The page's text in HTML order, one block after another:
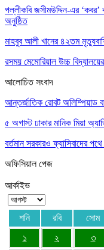
পল্লীকবি জসীমউদ্দিন-এর
অনুষ্ঠিত
মাহবুব আলী খানের ৪২তম
রসময় মেমোরিয়াল উচ্চ
আলোচিত সংবাদ
আন্তর্জাতিক রোবট অলিম্পিয়াড
৫ অগাস্ট ঢাকার মানিক মিয়া
বর্তমান সরকারও ফ্যাসিবাদের
অফিসিয়াল পেজ
আর্কাইভ
শনি রবি সোম
১
২ ৩